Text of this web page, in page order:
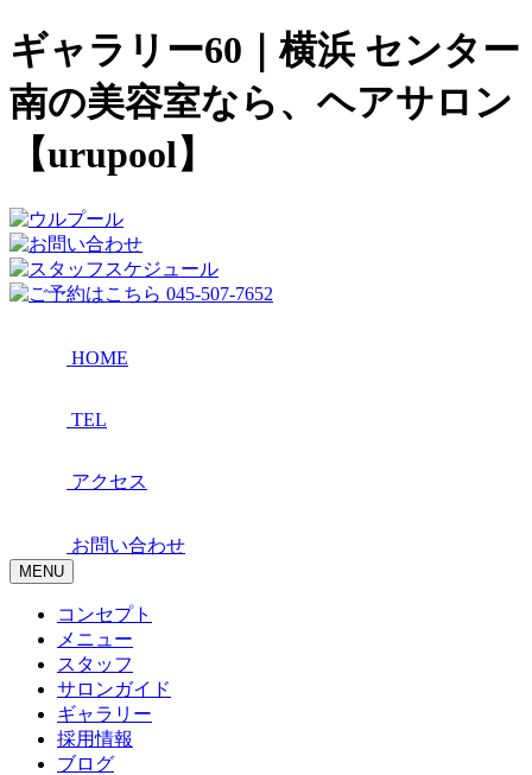
ギャラリー60｜横浜 センター
南の美容室なら、ヘアサロン
【urupool】
HOME
TEL
アクセス
お問い合わせ
MENU
コンセプト
メニュー
スタッフ
サロンガイド
ギャラリー
採用情報
ブログ